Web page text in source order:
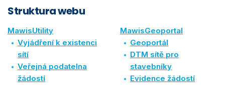
Struktura webu
MawisUtility
Vyjádření k existenci
sítí
Veřejná podatelna
žádostí
MawisGeoportal
Geoportál
DTM sítě pro
stavebníky
Evidence žádostí